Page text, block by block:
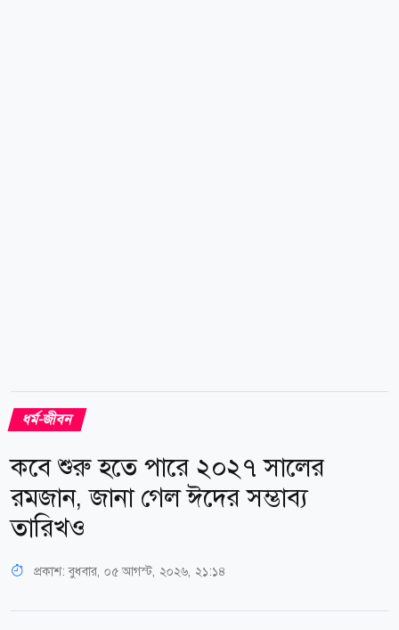
ধর্ম-জীবন
কবে শুরু হতে পারে ২০২৭ সালের
রমজান, জানা গেল ঈদের সম্ভাব্য
তারিখও
প্রকাশ:বুধবার, ০৫ আগস্ট, ২০২৬, ২১:১৪